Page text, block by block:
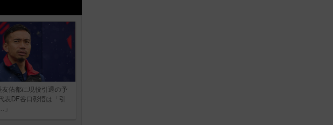
友佑都に現役引退の予
表DF谷口彰悟は「引